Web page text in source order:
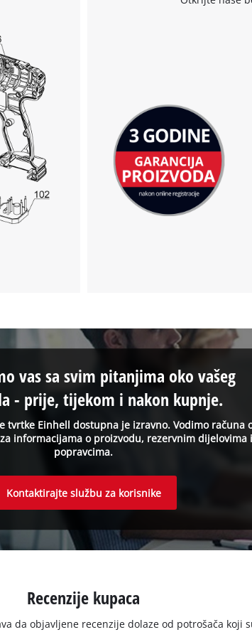
tvrtke Einhell dostupna je izravno. Vodimo računa
informacijama o proizvodu, rezervnim dijelovima i
popravcima.
vas sa svim pitanjima oko vašeg
- prije, tijekom i nakon kupnje.
Kontaktirajte službu za korisnike
Recenzije kupaca
da objavljene recenzije dolaze od potrošača